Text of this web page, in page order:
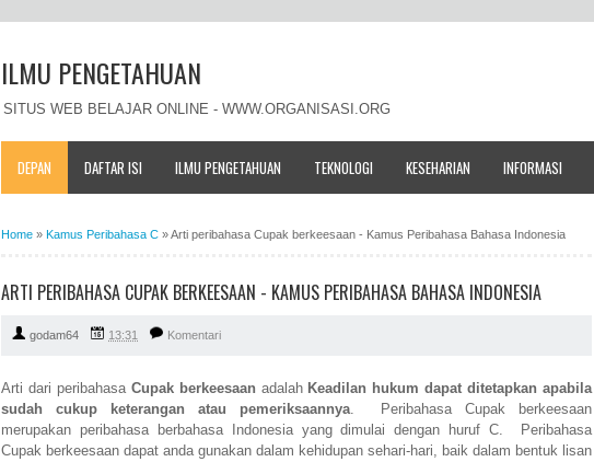
ILMU PENGETAHUAN
SITUS WEB BELAJAR ONLINE - WWW.ORGANISASI.ORG
DEPAN DAFTAR ISI ILMU PENGETAHUAN TEKNOLOGI KESEHARIAN INFORMASI
Home » Kamus Peribahasa C »Arti peribahasa Cupak berkeesaan - Kamus Peribahasa Bahasa Indonesia
ARTI PERIBAHASA CUPAK BERKEESAAN - KAMUS PERIBAHASA BAHASA INDONESIA
godam64 13:31 Komentari
Arti dari peribahasa Cupak berkeesaan adalah Keadilan hukum dapat ditetapkan apabila
sudah cukup keterangan atau pemeriksaannya. Peribahasa Cupak berkeesaan
merupakan peribahasa berbahasa Indonesia yang dimulai dengan huruf C. Peribahasa
Cupak berkeesaan dapat anda gunakan dalam kehidupan sehari-hari, baik dalam bentuk lisan